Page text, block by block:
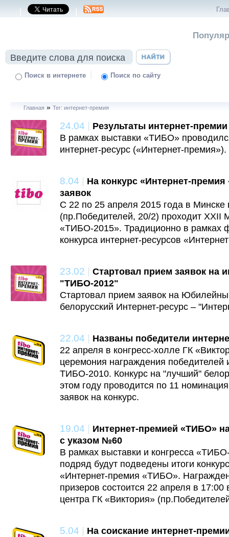
| |
Поиск в интернете | Поиск по сайту
Главная » Тег: интернет-премия
24.04 | Результаты интернет-
В рамках выставки «ТИБО»
интернет-ресурс («Интернет-премия»).
8.04 | На конкурс «Интернет-
заявок
С 22 по 25 апреля 2015 года в
(пр.Победителей, 20/2) проходит
«ТИБО-2015». Традиционно в рамках
конкурса интернет-ресурсов
23.02 | Стартовал прием заявок на
"ТИБО-2012"
Стартовал прием заявок на
белорусский Интернет-ресурс –
22.04 | Названы победители
22 апреля в конгресс-холле ГК
церемония награждения победителей
ТИБО-2010. Конкурс на "лучший"
этом году проводится по 11
заявок на конкурс.
19.04 | Интернет-премией «ТИБО»
с указом №60
В рамках выставки и конгресса
подряд будут подведены итоги
«Интернет-премия «ТИБО».
призеров состоится 22 апреля в 17:00
центра ГК «Виктория»
5.04 | На соискание интернет-